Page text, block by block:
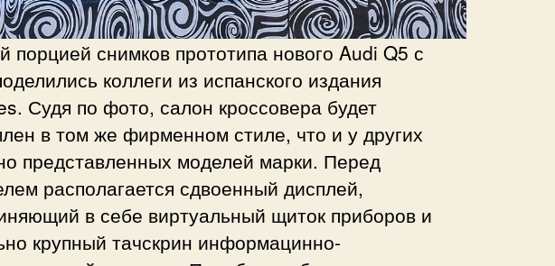
порцией снимков прототипа нового Audi Q5 с
коллеги из испанского издания
Судя по фото, салон кроссовера будет
в том же фирменном стиле, что и у других
представленных моделей марки. Перед
располагается сдвоенный дисплей,
в себе виртуальный щиток приборов и
крупный тачскрин информацинно-